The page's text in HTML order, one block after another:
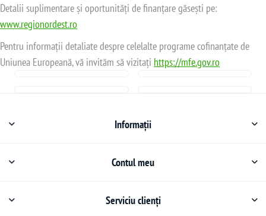
Detalii suplimentare și oportunități de finanțare găsești pe:
www.regionordest.ro
Pentru informații detaliate despre celelalte programe cofinanțate de
Uniunea Europeană, vă invităm să vizitați https://mfe.gov.ro
Informații
Contul meu
Serviciu clienți